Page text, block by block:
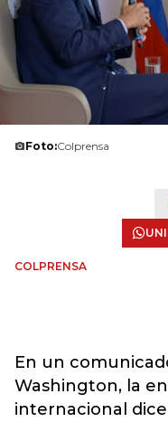
Foto:Colprensa
COLPRENSA
En un
Washington, la
internacional